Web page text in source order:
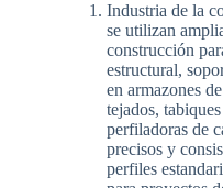
Industria de la
se utilizan
construcción
estructural,
en armazones
tejados,
perfiladoras de
precisos y
perfiles